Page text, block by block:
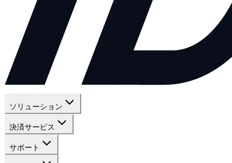
ソリューション
決済サービス
サポート